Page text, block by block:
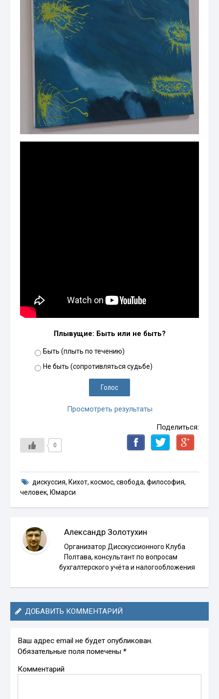
Плывущие: Быть или не быть?
Быть (плыть по течению)
Не быть (сопротивляться судьбе)
Просмотреть результаты
Поделиться:
0
дискуссия, Кихот, космос, свобода, философия,
человек, Юмарси
Александр Золотухин
Организатор Дисскуссионного Клуба
Полтава, консультант по вопросам
бухгалтерского учёта и налогообложения
ДОБАВИТЬ КОММЕНТАРИЙ
Ваш адрес email не будет опубликован.
Обязательные поля помечены*
Комментарий